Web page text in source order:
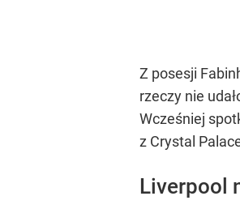
Z posesji
rzeczy nie
Wcześniej
z Crystal
Liverpool